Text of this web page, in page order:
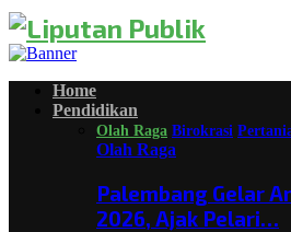
Home
Pendidikan
Olah Raga Birokrasi
Olah Raga
Palembang Gelar
2026, Ajak Pelari…